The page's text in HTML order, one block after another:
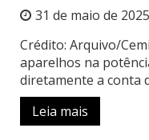
31 de maio de 2025
Crédito: Arquivo/
aparelhos na
diretamente a conta
Leia mais